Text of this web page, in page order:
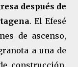
después de
. El Efesé
de ascenso,
a una de